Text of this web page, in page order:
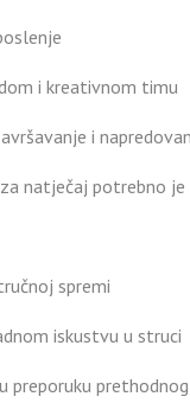
i kreativnom timu
i
natječaj potrebno
spremi
iskustvu u struci
preporuku